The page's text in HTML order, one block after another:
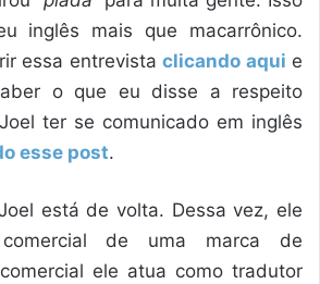
inglês mais que macarrônico.
essa entrevistaclicando aqui e
o que eu disse a respeito
ter se comunicado em inglês
esse post.
está de volta. Dessa vez, ele
de uma marca de
ele atua como tradutor